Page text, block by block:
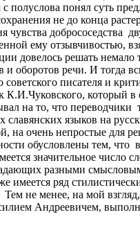
полуслова понял суть
не до конца
чувства добрососедства
ему отзывчивостью,
довелось решать немало
и оборотов речи. И тогда
советского писателя и
К.И.Чуковского, который в
на то, что переводчики
славянских языков на
на очень непростые для
обусловлены тем, что
значительное число
разными
имеется ряд
не менее, на мой
Андреевичем,